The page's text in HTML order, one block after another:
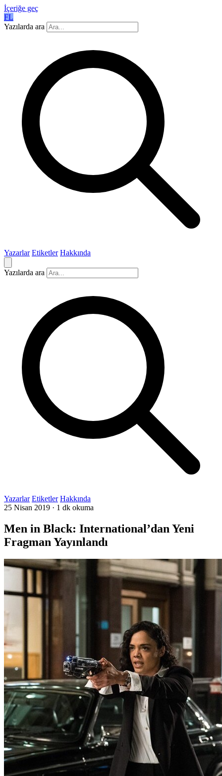
İçeriğe geç
FL
Yazılarda ara
Yazarlar Etiketler Hakkında
Yazılarda ara
Yazarlar Etiketler Hakkında
25 Nisan 2019 · 1 dk okuma
Men in Black: International’dan Yeni
Fragman Yayınlandı